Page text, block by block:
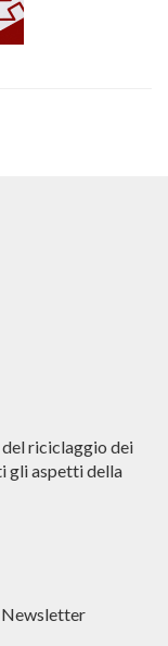
riciclaggio dei
gli aspetti della
Newsletter